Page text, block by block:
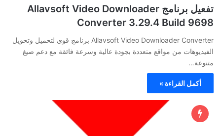
تفعيل برنامج Allavsoft Video Downloader
Converter 3.29.4 Build 9698
Allavsoft Video Downloader Converter برنامج قوي لتحميل وتحويل
الفيديوهات من مواقع متعددة بجودة عالية وسرعة فائقة مع دعم صيغ
متنوعة…
أكمل القراءة »